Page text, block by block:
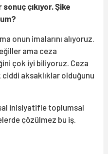
çıkıyor. Şike
onun imalarını alıyoruz.
ama ceza
çok iyi biliyoruz. Ceza
ciddi aksaklıklar olduğunu
inisiyatifle toplumsal
çözülmez bu iş.